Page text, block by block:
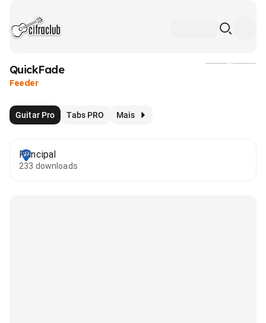
QuickFade
Feeder
Guitar Pro Tabs PRO Mais
Principal
233 downloads